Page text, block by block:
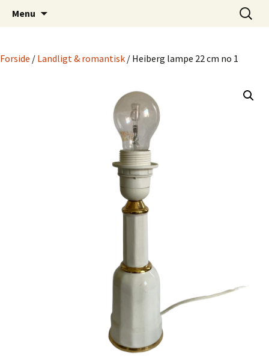
Retro-Shoppen.DK
Dansk Design fra 1940 til 1980
Menu
Søg
efter:
Forside / Landligt & romantisk / Heiberg lampe 22 cm no 1